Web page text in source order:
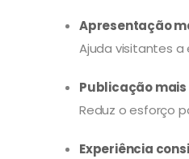
Apresentação
Ajuda visitantes
Publicação
Reduz o esforço
Experiência